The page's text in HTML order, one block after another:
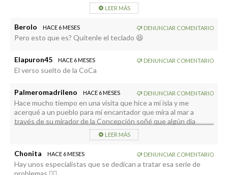
LEER MÁS
Berolo HACE 6 MESES DENUNCIAR COMENTARIO
Pero esto que es? Quítenle el teclado 😆
Elapuron45 HACE 6 MESES DENUNCIAR COMENTARIO
El verso suelto de la CoCa
Palmeromadrileno HACE 6 MESES DENUNCIAR COMENTARIO
Hace mucho tiempo en una visita que hice a mí isla y me
acerqué a un pueblo para mí encantador que mira al mar a
través de su mirador de la Concepción soñé que algún día
algún político iba a lograr hacer de este espacio un gran
enclave turístico. Y hoy veo que ese político que aperecia en mi
….se puso a soñar gillipoyeses típica del mejor de los
dictadores modernos
LEER MÁS
Chonita HACE 6 MESES DENUNCIAR COMENTARIO
Hay unos especialistas que se dedican a tratar esa serie de